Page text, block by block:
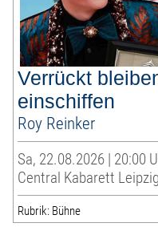
Verrückt
einschiffen
Roy Reinker
Sa, 22.08.2026 | 20:00
Central Kabarett Leipzig
Rubrik: Bühne